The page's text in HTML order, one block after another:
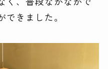
きました。